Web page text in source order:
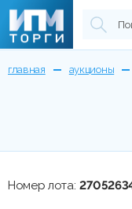
главная аукционы
Номер лота: